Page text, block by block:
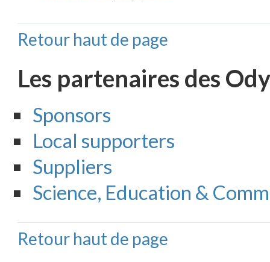
Retour haut de page
Les partenaires des
Sponsors
Local supporters
Suppliers
Science, Education &
Retour haut de page